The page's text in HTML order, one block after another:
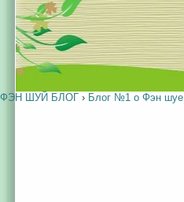
ФЭН ШУЙ БЛОГ › Блог №1 о Фэн шуе